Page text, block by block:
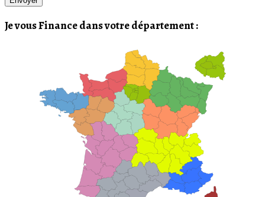
Je vous Finance dans votre département :